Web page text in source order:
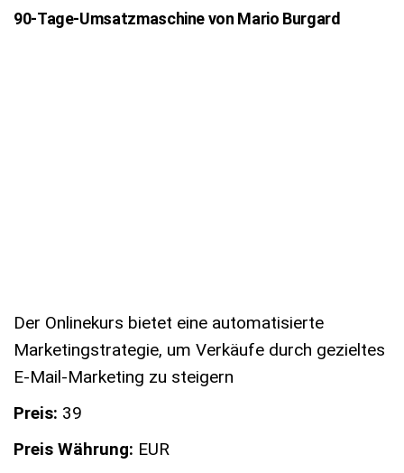
90-Tage-Umsatzmaschine von Mario Burgard
Der Onlinekurs bietet eine automatisierte
Marketingstrategie, um Verkäufe durch gezieltes
E-Mail-Marketing zu steigern
Preis: 39
Preis Währung: EUR